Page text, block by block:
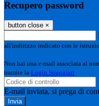
Recupero password
button close ×
all'indirizzo indicato con le
Non hai una e-mail associata al
tramite la Login Spaggiari
E-mail inviata, si prega di